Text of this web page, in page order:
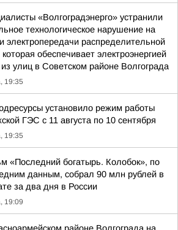
«Волгоградэнерго» устранили
технологическое нарушение на
электропередачи распределительной
которая обеспечивает электроэнергией
улиц в Советском районе Волгограда
19:35
установило режим работы
ГЭС с 11 августа по 10 сентября
19:35
«Последний богатырь. Колобок», по
данным, собрал 90 млн рублей в
за два дня в России
19:09